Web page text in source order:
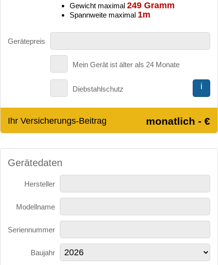
Gewicht maximal 249 Gramm
Spannweite maximal 1m
Gerätepreis
Mein Gerät ist älter als 24 Monate
i
Diebstahlschutz
Ihr Versicherungs-Beitrag monatlich - €
Gerätedaten
Hersteller
Modellname
Seriennummer
Baujahr